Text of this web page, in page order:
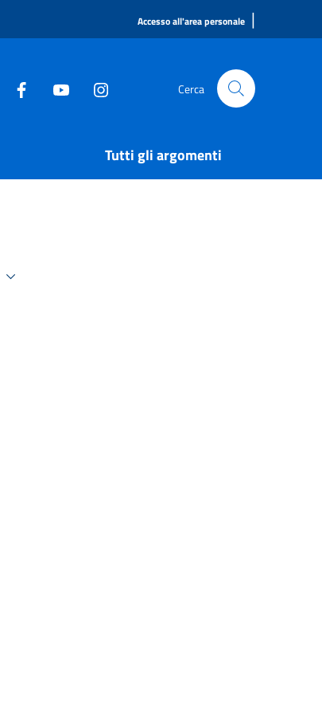
Accesso all'area personale |
Cerca
Tutti gli argomenti